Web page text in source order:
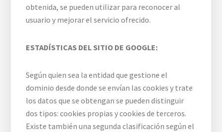
obtenida, se pueden utilizar para reconocer al
usuario y mejorar el servicio ofrecido.
ESTADÍSTICAS DEL SITIO DE GOOGLE:
Según quien sea la entidad que gestione el
dominio desde donde se envían las cookies y trate
los datos que se obtengan se pueden distinguir
dos tipos: cookies propias y cookies de terceros.
Existe también una segunda clasificación según el